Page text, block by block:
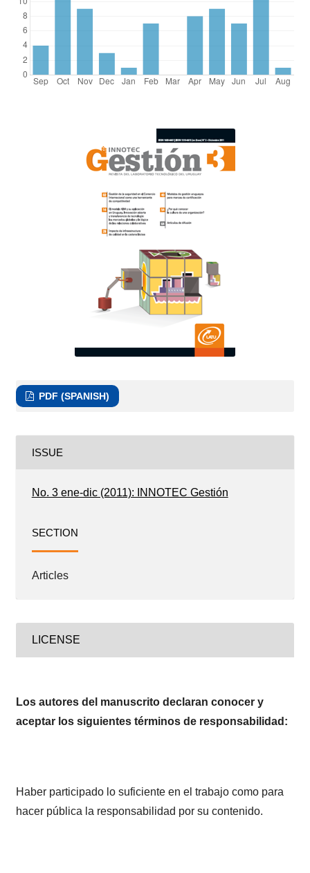
PDF (SPANISH)
ISSUE
No. 3 ene-dic (2011): INNOTEC Gestión
SECTION
Articles
LICENSE
Los autores del manuscrito declaran conocer y
aceptar los siguientes términos de responsabilidad:
Haber participado lo suficiente en el trabajo como para
hacer pública la responsabilidad por su contenido.